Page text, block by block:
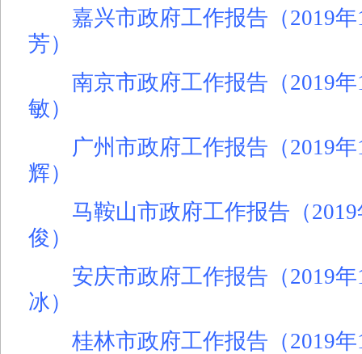
嘉兴市政府工作报告（2019
芳）
南京市政府工作报告（2019
敏）
广州市政府工作报告（2019
辉）
马鞍山市政府工作报告（
俊）
安庆市政府工作报告（2019
冰）
桂林市政府工作报告（2019